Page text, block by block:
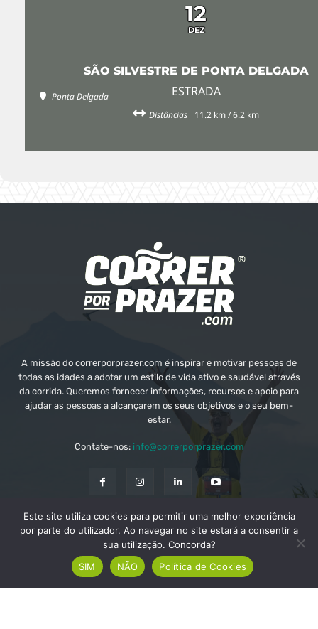
12
DEZ
SÃO SILVESTRE DE PONTA DELGADA
ESTRADA
Ponta Delgada
Distâncias
11.2 km / 6.2 km
A missão do correrporprazer.com é inspirar e motivar pessoas de
todas as idades a adotar um estilo de vida ativo e saudável através
da corrida. Queremos fornecer informações, recursos e apoio para
ajudar as pessoas a alcançarem os seus objetivos e o seu bem-
estar.
Contate-nos: info@correrporprazer.com
FICHA TÉCNICA MEDIA KIT PUBLICIDADE
ADICIONAR PROVA
Este site utiliza cookies para permitir uma melhor experiência
por parte do utilizador. Ao navegar no site estará a consentir a
sua utilização. Concorda?
SIM
NÃO Política de Cookies